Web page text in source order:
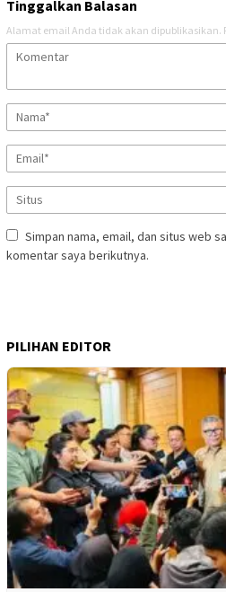
Tinggalkan Balasan
Alamat email Anda tidak akan dipublikasikan.
Simpan nama, email, dan situs web
komentar saya berikutnya.
PILIHAN EDITOR